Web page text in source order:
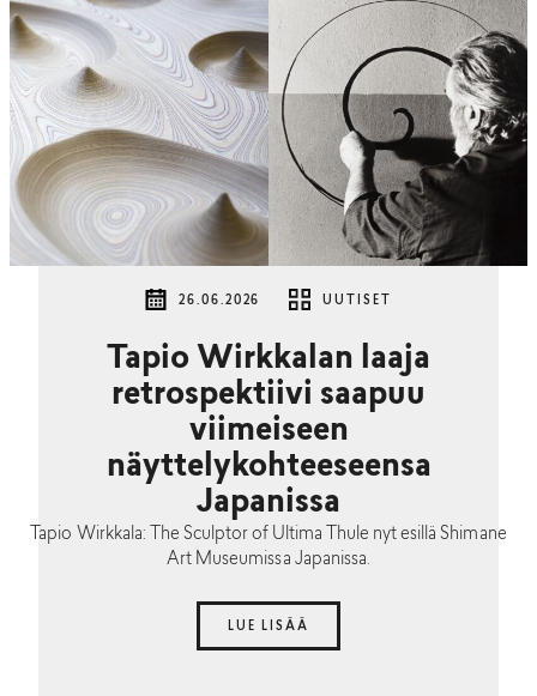
26.06.2026 UUTISET
Tapio Wirkkalan laaja
retrospektiivi saapuu
viimeiseen
näyttelykohteeseensa
Japanissa
Tapio Wirkkala: The Sculptor of Ultima Thule nyt esillä Shimane
Art Museumissa Japanissa.
LUE LISÄÄ